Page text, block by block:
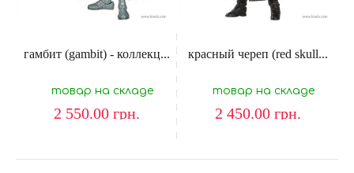
гамбит (gambit) - коллекц...
товар на складе
2 550.00 грн.
красный череп (red skull...
товар на складе
2 450.00 грн.